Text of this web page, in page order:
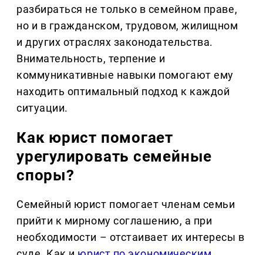
разбираться не только в семейном праве,
но и в гражданском, трудовом, жилищном
и других отраслях законодательства.
Внимательность, терпение и
коммуникативные навыки помогают ему
находить оптимальный подход к каждой
ситуации.
Как юрист помогает
урегулировать семейные
споры?
Семейный юрист помогает членам семьи
прийти к мирному соглашению, а при
необходимости – отстаивает их интересы в